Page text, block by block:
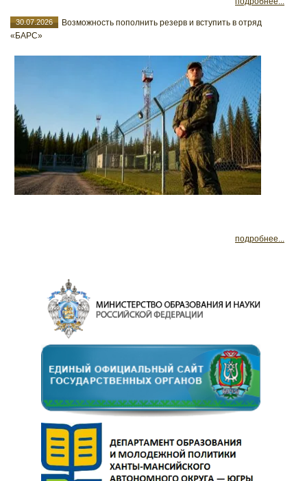
30.07.2026
Возможность пополнить резерв и вступить в отряд
«БАРС»
подробнее...